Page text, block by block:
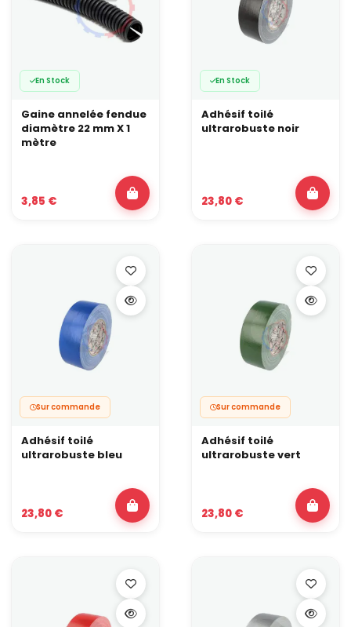
En Stock
Gaine annelée fendue
diamètre 22 mm X 1
mètre
3,85 €
En Stock
Adhésif toilé
ultrarobuste noir
23,80 €
Sur commande
Adhésif toilé
ultrarobuste bleu
23,80 €
Sur commande
Adhésif toilé
ultrarobuste vert
23,80 €